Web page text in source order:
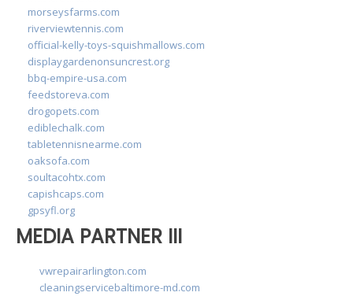
morseysfarms.com
riverviewtennis.com
official-kelly-toys-squishmallows.com
displaygardenonsuncrest.org
bbq-empire-usa.com
feedstoreva.com
drogopets.com
ediblechalk.com
tabletennisnearme.com
oaksofa.com
soultacohtx.com
capishcaps.com
gpsyfl.org
MEDIA PARTNER III
vwrepairarlington.com
cleaningservicebaltimore-md.com